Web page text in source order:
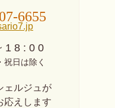
6655
1 8 : 0 0
日は除く
ルジュが
えします